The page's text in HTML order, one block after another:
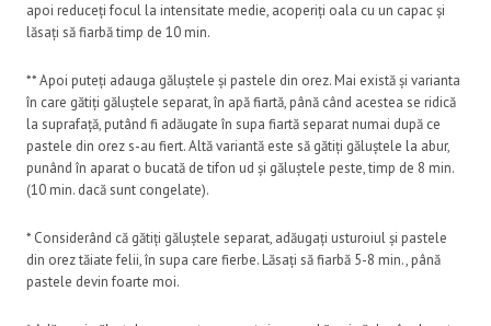
apoi reduceți focul la intensitate medie, acoperiți oala cu un capac și
lăsați să fiarbă timp de 10 min.
** Apoi puteți adauga găluștele și pastele din orez. Mai există și varianta
în care gătiți găluștele separat, în apă fiartă, până când acestea se ridică
la suprafață, putând fi adăugate în supa fiartă separat numai după ce
pastele din orez s-au fiert. Altă variantă este să gătiți găluștele la abur,
punând în aparat o bucată de tifon ud și găluștele peste, timp de 8 min.
(10 min. dacă sunt congelate).
* Considerând că gătiți găluștele separat, adăugați usturoiul și pastele
din orez tăiate felii, în supa care fierbe. Lăsați să fiarbă 5-8 min., până
pastele devin foarte moi.